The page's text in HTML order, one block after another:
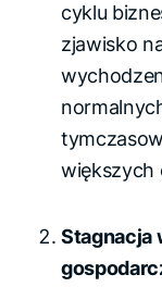
cyklu
zjawisko
większych
Stagnacja